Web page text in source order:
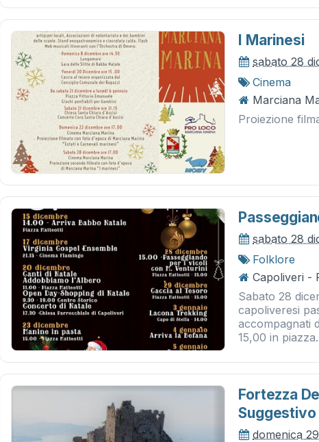
I Marinesi
sabato 28
Cinema
Marciana
Proiezione
sabato 28
Folklore
Capoliveri -
Sabato 28
capoliveresi
accompagnati
15,00 in piazza.
Fortezza
Suggestivo
domenica